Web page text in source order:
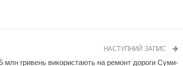
НАСТУПНИЙ ЗАПИС
млн гривень використають на ремонт дороги Суми-